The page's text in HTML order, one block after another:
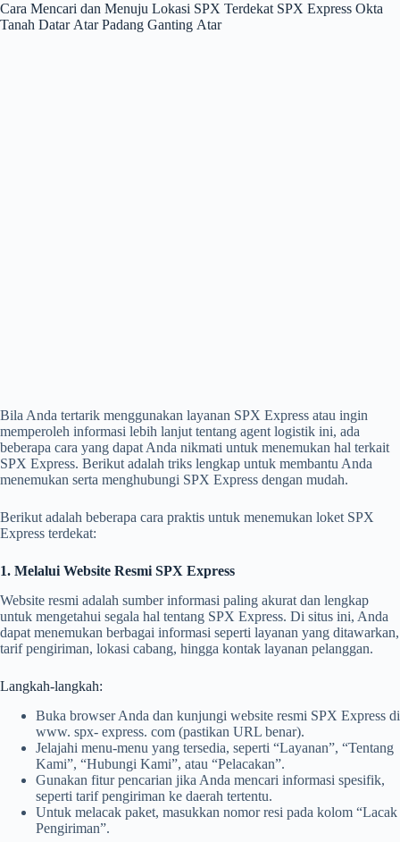
Cara Mencari dan Menuju Lokasi SPX Terdekat SPX Express Okta
Tanah Datar Atar Padang Ganting Atar
Bila Anda tertarik menggunakan layanan SPX Express atau ingin
memperoleh informasi lebih lanjut tentang agent logistik ini, ada
beberapa cara yang dapat Anda nikmati untuk menemukan hal terkait
SPX Express. Berikut adalah triks lengkap untuk membantu Anda
menemukan serta menghubungi SPX Express dengan mudah.
Berikut adalah beberapa cara praktis untuk menemukan loket SPX
Express terdekat:
1. Melalui Website Resmi SPX Express
Website resmi adalah sumber informasi paling akurat dan lengkap
untuk mengetahui segala hal tentang SPX Express. Di situs ini, Anda
dapat menemukan berbagai informasi seperti layanan yang ditawarkan,
tarif pengiriman, lokasi cabang, hingga kontak layanan pelanggan.
Langkah-langkah:
Buka browser Anda dan kunjungi website resmi SPX Express di
www. spx- express. com (pastikan URL benar).
Jelajahi menu-menu yang tersedia, seperti “Layanan”, “Tentang
Kami”, “Hubungi Kami”, atau “Pelacakan”.
Gunakan fitur pencarian jika Anda mencari informasi spesifik,
seperti tarif pengiriman ke daerah tertentu.
Untuk melacak paket, masukkan nomor resi pada kolom “Lacak
Pengiriman”.